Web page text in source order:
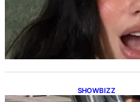
Besnik
Dua Lipës:
botërorë”
SHOWBIZZ